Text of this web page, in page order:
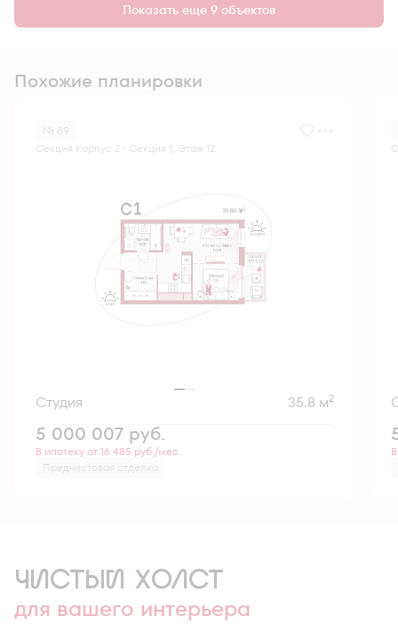
Показать еще 9 объектов
Похожие планировки
№ 89
Секция Корпус 2 - Секция 1, Этаж 12
Студия 35.8 м2
5 000 007 руб.
В ипотеку от 16 485 руб./мес.
Предчистовая отделка
ЧИСТЫЙ ХОЛСТ
для вашего интерьера